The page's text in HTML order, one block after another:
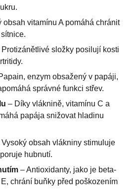
obsah vitamínu A pomáhá chránit
Protizánětlivé složky posilují kosti
enzym obsažený v papáji,
správné funkci střev.
– Díky vláknině, vitamínu C a
papája snižovat hladinu
Vysoký obsah vlákniny stimuluje
hubnutí.
– Antioxidanty, jako je beta-
chrání buňky před poškozením